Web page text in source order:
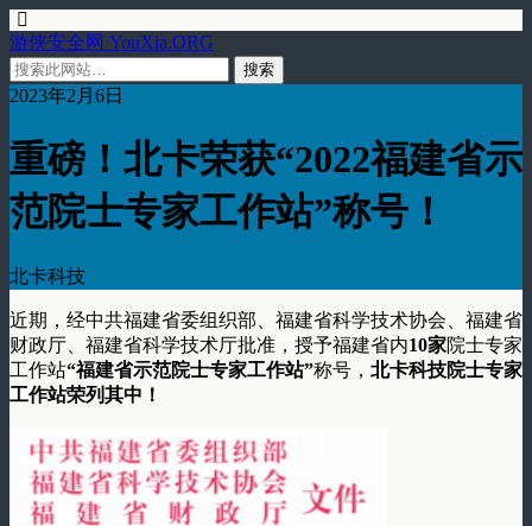
游侠安全网 YouXia.ORG
2023年2月6日
重磅！北卡荣获“2022福建省示
范院士专家工作站”称号！
北卡科技
近期，经中共福建省委组织部、福建省科学技术协会、福建省
财政厅、福建省科学技术厅批准，授予福建省内10家院士专家
工作站“福建省示范院士专家工作站”称号， 北卡科技院士专家
工作站荣列其中！